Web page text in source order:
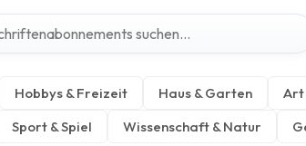
Hobbys & Freizeit Haus & Garten
Art
Sport & Spiel Wissenschaft & Natur